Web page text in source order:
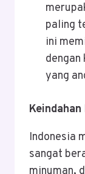
paling
ini
dengan
yang
Indonesia
sangat